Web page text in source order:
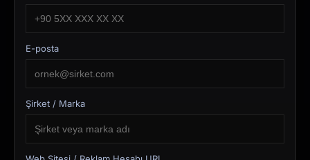
E-posta
Şirket / Marka